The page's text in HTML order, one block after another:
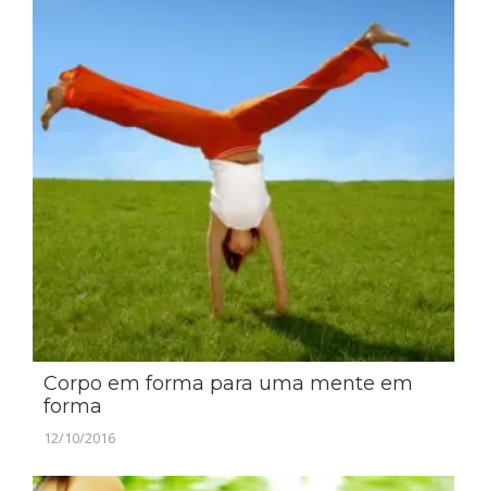
Corpo em forma para uma mente em
forma
12/10/2016